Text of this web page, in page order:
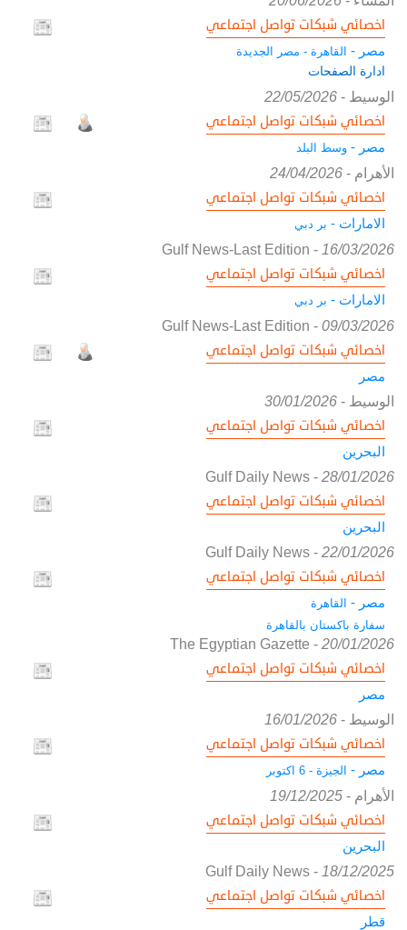
اخصائي شبكات تواصل اجتماعي
مصر - القاهرة - مصر الجديدة
ادارة الصفحات
الوسيط -
22/05/2026
اخصائي شبكات تواصل اجتماعي
مصر -وسط البلد
الأهرام -
24/04/2026
اخصائي شبكات تواصل اجتماعي
الامارات - بر دبي
Gulf News-Last Edition - 16/03/2026
اخصائي شبكات تواصل اجتماعي
الامارات - بر دبي
Gulf News-Last Edition - 09/03/2026
اخصائي شبكات تواصل اجتماعي
مصر
الوسيط -
30/01/2026
اخصائي شبكات تواصل اجتماعي
البحرين
Gulf Daily News- 28/01/2026
اخصائي شبكات تواصل اجتماعي
البحرين
Gulf Daily News- 22/01/2026
اخصائي شبكات تواصل اجتماعي
مصر - القاهرة
سفارة باكستان بالقاهرة
The Egyptian Gazette - 20/01/2026
اخصائي شبكات تواصل اجتماعي
مصر
الوسيط -
16/01/2026
اخصائي شبكات تواصل اجتماعي
مصر - الجيزة - 6 اكتوبر
الأهرام -
19/12/2025
اخصائي شبكات تواصل اجتماعي
البحرين
Gulf Daily News- 18/12/2025
اخصائي شبكات تواصل اجتماعي
قطر